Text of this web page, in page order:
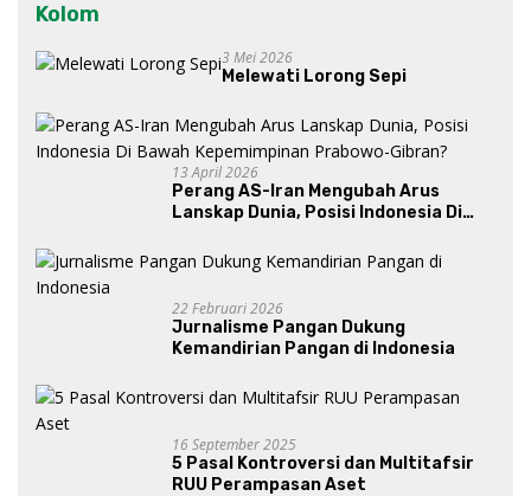
Kolom
3 Mei 2026
Melewati Lorong Sepi
13 April 2026
Perang AS-Iran Mengubah Arus
Lanskap Dunia, Posisi Indonesia Di
Gibran?
22 Februari 2026
Jurnalisme Pangan Dukung
Kemandirian Pangan di Indonesia
16 September 2025
5 Pasal Kontroversi dan Multitafsir
RUU Perampasan Aset